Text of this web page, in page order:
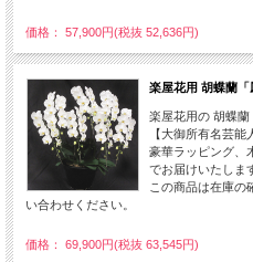
価格： 57,900円(税抜 52,636円)
楽屋花用 胡蝶蘭
楽屋花用の 胡蝶蘭
【大御所有名芸能
豪華ラッピング、
でお届けいたしま
この商品は在庫の
い合わせください。
価格： 69,900円(税抜 63,545円)